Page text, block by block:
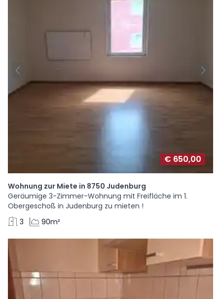
€ 650,00
Wohnung zur Miete in 8750 Judenburg
Geräumige 3-Zimmer-Wohnung mit Freifläche im 1.
Obergeschoß in Judenburg zu mieten !
3
90m²